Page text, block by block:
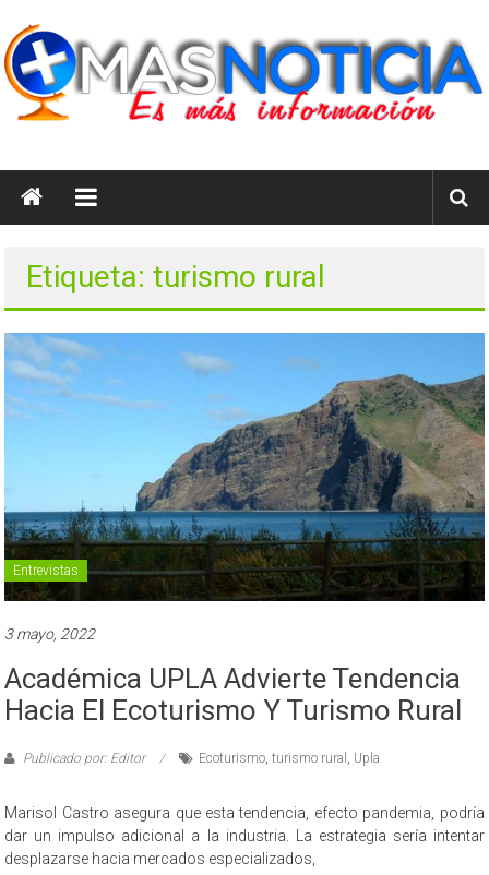
contenido
Es
Etiqueta: turismo rural
Entrevistas
3 mayo, 2022
Académica UPLA Advierte Tendencia
Hacia El Ecoturismo Y Turismo Rural
Publicado por: Editor Ecoturismo ,turismo rural Upla
Marisol Castro asegura que esta tendencia, efecto pandemia, podría
dar un impulso adicional a la industria. La estrategia sería intentar
desplazarse hacia mercados especializados,